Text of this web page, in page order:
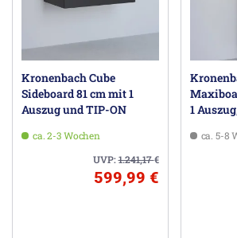
verwendet. Der Verstellbereich beträgt
Sanitary Brands GmbH, Heisenbergstr.
DE, info@sanitarybrands.group
Kronenbach Cube
Sideboard 81 cm mit 1
Auszug und TIP-ON
ca. 2-3 Wochen
UVP:1.241,17€
599,99 €
1
ca. 5-8